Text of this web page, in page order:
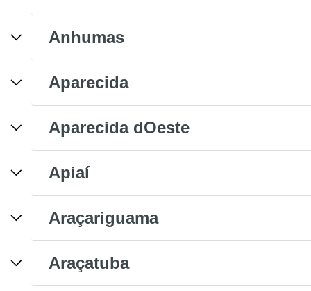
Anhumas
Aparecida
Aparecida dOeste
Apiaí
Araçariguama
Araçatuba